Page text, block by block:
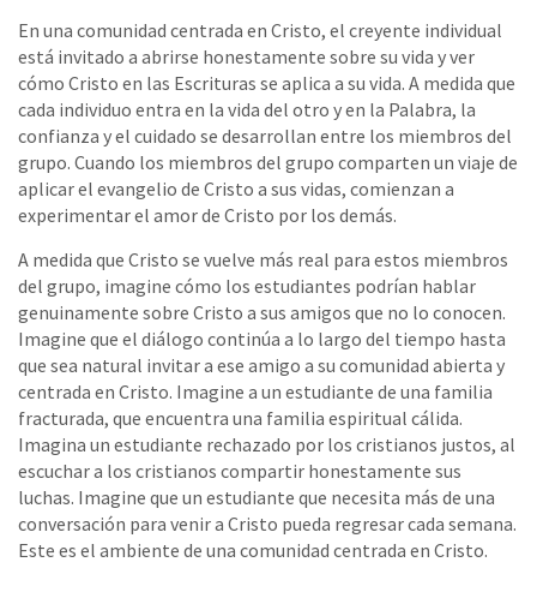
En una comunidad centrada en Cristo, el creyente individual
está invitado a abrirse honestamente sobre su vida y ver
cómo Cristo en las Escrituras se aplica a su vida. A medida que
cada individuo entra en la vida del otro y en la Palabra, la
confianza y el cuidado se desarrollan entre los miembros del
grupo. Cuando los miembros del grupo comparten un viaje de
aplicar el evangelio de Cristo a sus vidas, comienzan a
experimentar el amor de Cristo por los demás.
A medida que Cristo se vuelve más real para estos miembros
del grupo, imagine cómo los estudiantes podrían hablar
genuinamente sobre Cristo a sus amigos que no lo conocen.
Imagine que el diálogo continúa a lo largo del tiempo hasta
que sea natural invitar a ese amigo a su comunidad abierta y
centrada en Cristo. Imagine a un estudiante de una familia
fracturada, que encuentra una familia espiritual cálida.
Imagina un estudiante rechazado por los cristianos justos, al
escuchar a los cristianos compartir honestamente sus
luchas. Imagine que un estudiante que necesita más de una
conversación para venir a Cristo pueda regresar cada semana.
Este es el ambiente de una comunidad centrada en Cristo.